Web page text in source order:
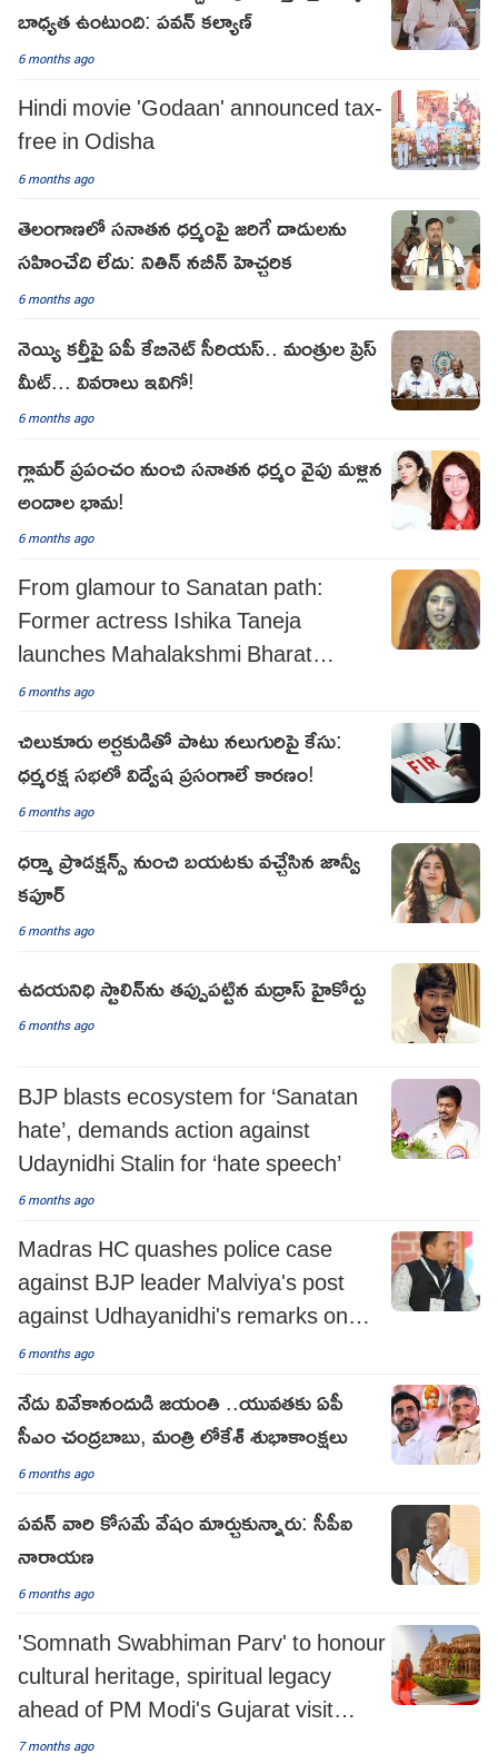
బాధ్యత ఉంటుంది: పవన్ కల్యాణ్
6 months ago
Hindi movie 'Godaan' announced tax-
free in Odisha
6 months ago
తెలంగాణలో సనాతన ధర్మంపై జరిగే దాడులను
సహించేది లేదు: నితిన్ నబీన్ హెచ్చరిక
6 months ago
నెయ్యి కల్తీపై ఏపీ కేబినెట్ సీరియస్.. మంత్రుల ప్రెస్
మీట్... వివరాలు ఇవిగో!
6 months ago
గ్లామర్ ప్రపంచం నుంచి సనాతన ధర్మం వైపు మళ్లిన
అందాల భామ!
6 months ago
From glamour to Sanatan path:
Former actress Ishika Taneja
launches Mahalakshmi Bharat
Abhiyan
6 months ago
చిలుకూరు అర్చకుడితో పాటు నలుగురిపై కేసు:
ధర్మరక్ష సభలో విద్వేష ప్రసంగాలే కారణం!
6 months ago
ధర్మా ప్రొడక్షన్స్ నుంచి బయటకు వచ్చేసిన జాన్వీ
కపూర్
6 months ago
ఉదయనిధి స్టాలిన్‌ను తప్పుపట్టిన మద్రాస్ హైకోర్టు
6 months ago
BJP blasts ecosystem for ‘Sanatan
hate’, demands action against
Udaynidhi Stalin for ‘hate speech’
6 months ago
Madras HC quashes police case
against BJP leader Malviya's post
against Udhayanidhi's remarks on
Sanatan Dharma
6 months ago
నేడు వివేకానందుడి జయంతి ..యువతకు ఏపీ
సీఎం చంద్రబాబు, మంత్రి లోకేశ్ శుభాకాంక్షలు
6 months ago
పవన్ వారి కోసమే వేషం మార్చుకున్నారు: సీపీఐ
నారాయణ
6 months ago
'Somnath Swabhiman Parv' to honour
cultural heritage, spiritual legacy
ahead of PM Modi's Gujarat visit
tomorrow
7 months ago